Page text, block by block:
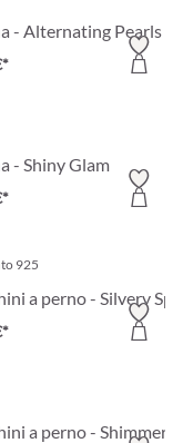
- Alternating Pearls
- Shiny Glam
925
a perno - Silvery
a perno -